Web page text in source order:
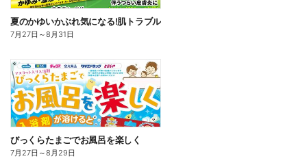
夏のかゆいかぶれ気になる!肌トラブル
7月27日 ～8月31日
びっくらたまごでお風呂を楽しく
7月27日 ～8月29日